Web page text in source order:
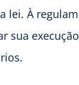
lei. À
sua